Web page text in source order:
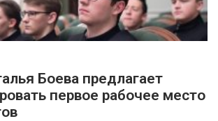
Боева предлагает
первое рабочее место